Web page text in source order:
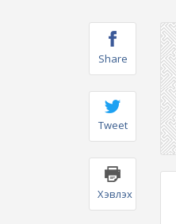
Share
Tweet
Хэвлэх